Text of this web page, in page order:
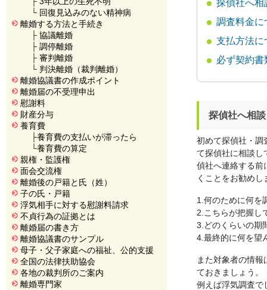
└ 回復見込みのない精神病
離婚する方法と手続き
├ 協議離婚
├ 調停離婚
├ 審判離婚
└ 判決離婚（裁判離婚）
離婚協議書の作成ポイント
離婚届の不受理申出
慰謝料
財産分与
養育費
├養育費の支払いが滞ったら
└養育費の算定
親権・監護権
面会交流権
離婚後の戸籍と氏（姓）
子の氏・戸籍
浮気相手に対する慰謝料請求
不貞行為の証拠とは
離婚届の書き方
離婚協議書のサンプル
母子・父子家庭への福祉、公的支援
全国の法律扶助協会
各地の裁判所のご案内
離婚専門家
探偵社へ相
調査料金に
支払方法に
必ず契約
探偵社へ相
初めて探偵社・調
て探偵社に相談し
偵社へ連絡する前
くことをお勧めし
1.何のために何を
2.こちらが把握し
3.どのくらいの期
4.最終的に何を望
また対象者の情
ておきましょう。
例えば浮気調査で